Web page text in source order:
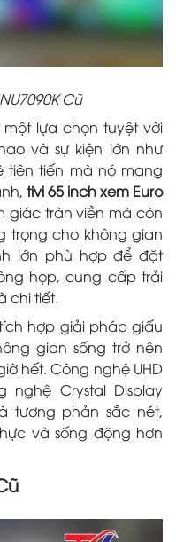
Cũ
một lựa chọn tuyệt vời
và sự kiện lớn như
tiên tiến mà nó mang
tivi 65 inch xem Euro
giác tràn viền mà còn
trọng cho không gian
lớn phù hợp để đặt
họp, cung cấp trải
chi tiết.
tích hợp giải pháp giấu
gian sống trở nên
hết. Công nghệ UHD
nghệ Crystal Display
tương phản sắc nét,
và sống động hơn